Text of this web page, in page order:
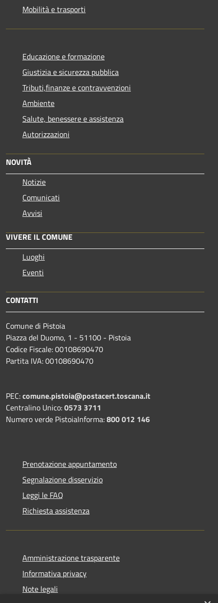
Mobilità e trasporti
Educazione e formazione
Giustizia e sicurezza pubblica
Tributi,finanze e contravvenzioni
Ambiente
Salute, benessere e assistenza
Autorizzazioni
NOVITÀ
Notizie
Comunicati
Avvisi
VIVERE IL COMUNE
Luoghi
Eventi
CONTATTI
Comune di Pistoia
Piazza del Duomo, 1 - 51100 - Pistoia
Codice Fiscale: 00108690470
Partita IVA: 00108690470
PEC:comune.pistoia@postacert.toscana.it
Centralino Unico:0573 3711
Numero verde PistoiaInforma:800 012 146
Prenotazione appuntamento
Segnalazione disservizio
Leggi le FAQ
Richiesta assistenza
Amministrazione trasparente
Informativa privacy
Note legali